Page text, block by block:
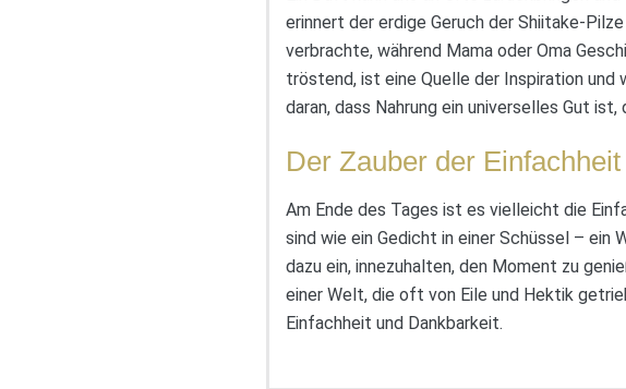
erinnert der erdige Geruch der Shiitake-
verbrachte, während Mama oder Oma
tröstend, ist eine Quelle der Inspiration und
daran, dass Nahrung ein universelles Gut
Der Zauber der Einfachheit
Am Ende des Tages ist es vielleicht die
sind wie ein Gedicht in einer Schüssel –
dazu ein, innezuhalten, den Moment zu
einer Welt, die oft von Eile und Hektik
Einfachheit und Dankbarkeit.